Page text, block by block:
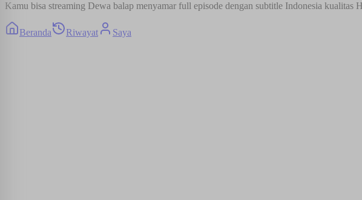
Kamu bisa streaming Dewa balap menyamar full episode dengan subtitle Indonesia
Beranda Riwayat Saya